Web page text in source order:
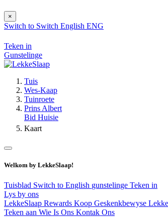
×
Switch to Switch English ENG
Teken in
Gunstelinge
Tuis
Wes-Kaap
Tuinroete
Prins Albert
Bid Huisie
Kaart
Welkom by LekkeSlaap!
Tuisblad Switch to English gunstelinge Teken in
Lys by ons
LekkeSlaap Rewards Koop Geskenkbewyse
Teken aan Wie Is Ons Kontak Ons